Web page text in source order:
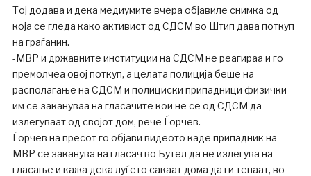
Тој додава и дека медиумите вчера објавиле снимка од
која се гледа како активист од СДСМ во Штип дава поткуп
на граѓанин.
-МВР и државните институции на СДСМ не реагираа и го
премолчеа овој поткуп, а целата полиција беше на
располагање на СДСМ и полициски припадници физички
им се закануваа на гласачите кои не се од СДСМ да
излегуваат од својот дом, рече Ѓорчев.
Ѓорчев на пресот го објави видеото каде припадник на
МВР се заканува на гласач во Бутел да не излегува на
гласање и кажа дека луѓето сакаат дома да ги тепаат, во